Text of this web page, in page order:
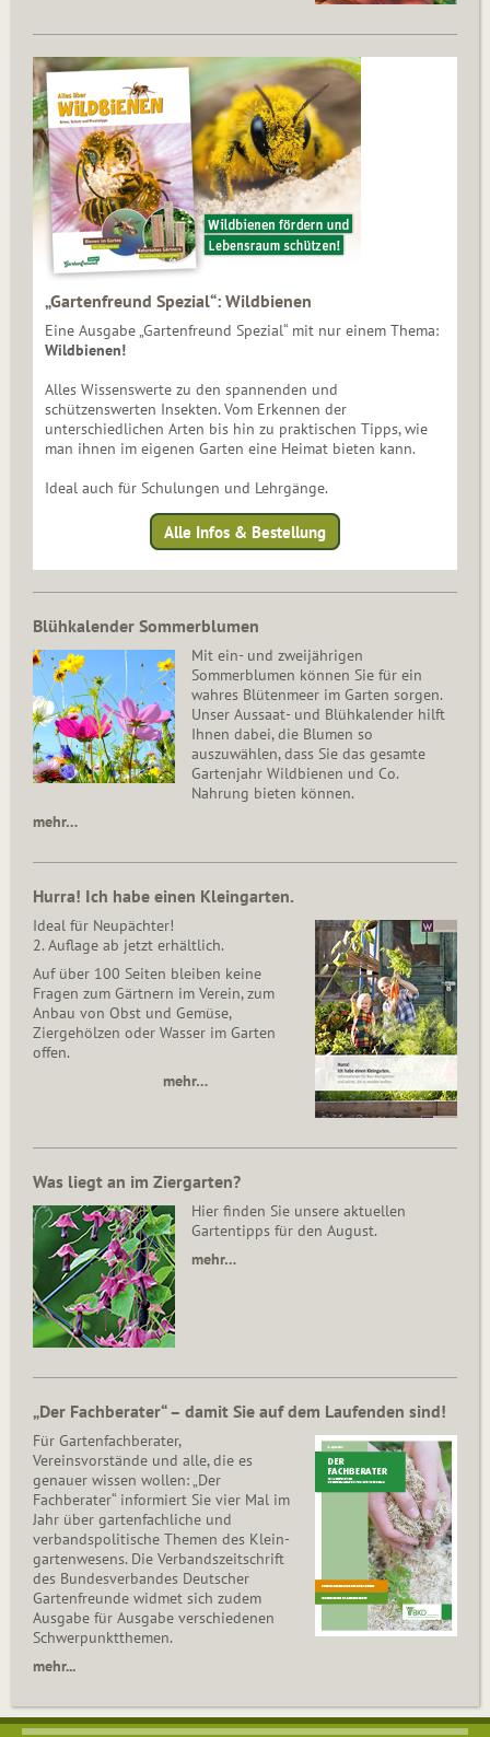
„Gartenfreund Spezial“: Wildbienen
Eine Ausgabe „Gartenfreund Spezial“ mit nur einem Thema:
Wildbienen!
Alles Wissenswerte zu den spannenden und
schützenswerten Insekten. Vom Erkennen der
unterschiedlichen Arten bis hin zu praktischen Tipps, wie
man ihnen im eigenen Garten eine Heimat bieten kann.
Ideal auch für Schulungen und Lehrgänge.
Alle Infos & Bestellung
Blühkalender Sommerblumen
Mit ein- und zweijährigen
Sommerblumen können Sie für ein
wahres Blütenmeer im Garten sorgen.
Unser Aussaat- und Blühkalender hilft
Ihnen dabei, die Blumen so
auszuwählen, dass Sie das gesamte
Gartenjahr Wildbienen und Co.
Nahrung bieten können.
mehr…
Hurra! Ich habe einen Kleingarten.
Ideal für Neupächter!
2. Auflage ab jetzt erhältlich.
Auf über 100 Seiten bleiben keine
Fragen zum Gärtnern im Verein, zum
Anbau von Obst und Gemüse,
Ziergehölzen oder Wasser im Garten
offen.
mehr…
Was liegt an im Ziergarten?
Hier finden Sie unsere aktuellen
Gartentipps für den August.
mehr…
„Der Fachberater“ – damit Sie auf dem Laufenden sind!
Für Gartenfachberater,
Vereinsvorstände und alle, die es
genauer wissen wollen: „Der
Fachberater“ informiert Sie vier Mal im
Jahr über gartenfachliche und
verbandspolitische Themen des Klein­
gar­ten­wesens. Die Ver­bands­zeit­schrift
des Bun­des­ver­ban­des Deutscher
Gartenfreunde widmet sich zudem
Ausgabe für Ausgabe verschiedenen
Schwer­punkt­the­men.
mehr...